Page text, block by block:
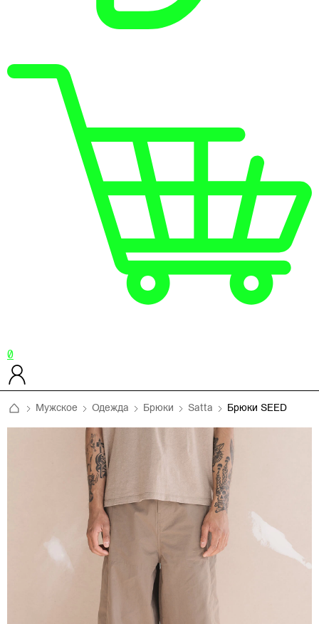
0
Мужское Одежда Брюки Satta Брюки SEED